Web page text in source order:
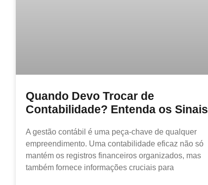
Quando Devo Trocar de
Contabilidade? Entenda os Sinais
A gestão contábil é uma peça-chave de qualquer
empreendimento. Uma contabilidade eficaz não só
mantém os registros financeiros organizados, mas
também fornece informações cruciais para